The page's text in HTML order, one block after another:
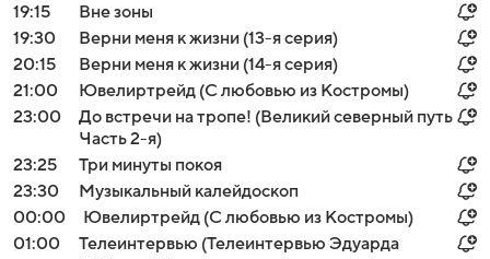
19:15
Вне зоны
19:30
Верни меня к жизни (13-я серия)
20:15
Верни меня к жизни (14-я серия)
21:00
Ювелиртрейд (С любовью из Костромы)
23:00
До встречи на тропе! (Великий северный путь
Часть 2-я)
23:25
Три минуты покоя
23:30
Музыкальный калейдоскоп
00:00
Ювелиртрейд (С любовью из Костромы)
01:00
Телеинтервью (Телеинтервью Эдуарда